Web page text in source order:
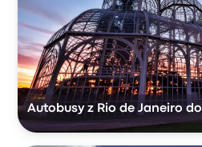
Autobusy z Rio de Janeiro